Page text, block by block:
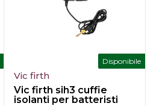
Disponibile
Vic firth
Vic firth sih3 cuffie
isolanti per batteristi